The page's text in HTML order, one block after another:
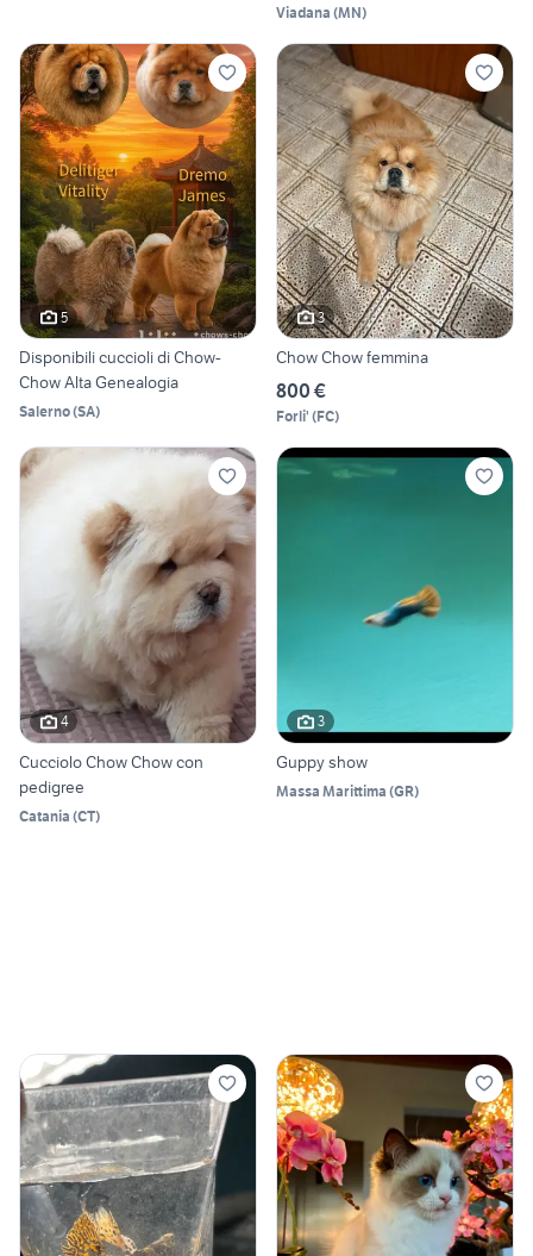
Viadana (MN)
5
Disponibili cuccioli di Chow-
Chow Alta Genealogia
Salerno(SA)
3
Chow Chow femmina
800 €
Forli' (FC)
4
Cucciolo Chow Chow con
pedigree
Catania (CT)
3
Guppy show
Massa Marittima (GR)